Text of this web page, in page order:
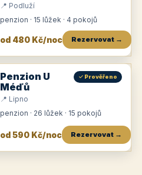
📍 Podluží
penzion · 15 lůžek · 4 pokojů
od 480 Kč/noc Rezervovat →
Penzion U
Méďů
✓ Prověřeno
📍 Lipno
penzion · 26 lůžek · 15 pokojů
od 590 Kč/noc Rezervovat →